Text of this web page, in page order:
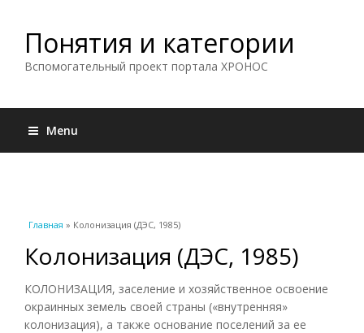
Понятия и категории
Вспомогательный проект портала ХРОНОС
Menu
Вы здесь
Главная » Колонизация (ДЭС, 1985)
Колонизация (ДЭС, 1985)
КОЛОНИЗАЦИЯ, заселение и хозяйственное освоение
окраинных земель своей страны («внутренняя»
колонизация), а также основание поселений за ее